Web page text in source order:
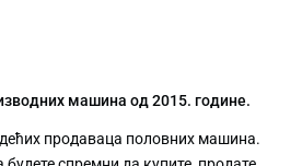
машина од 2015. године.
продаваца половних машина.